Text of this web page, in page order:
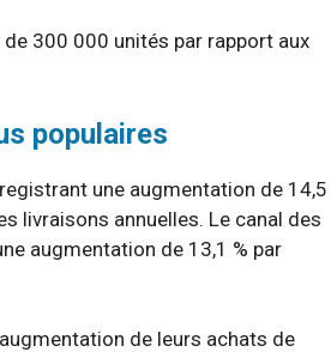
300 000 unités par rapport aux
populaires
une augmentation de 14,5
livraisons annuelles. Le canal des
augmentation de 13,1 % par
de leurs achats de